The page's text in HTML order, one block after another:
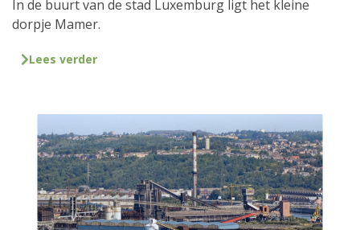
In de buurt van de stad Luxemburg ligt het kleine
dorpje Mamer.
Lees verder